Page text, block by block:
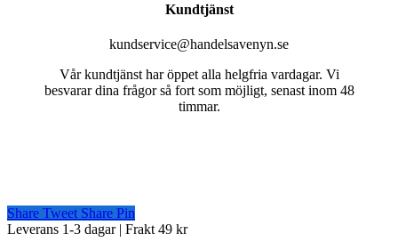
Kundtjänst
kundservice@handelsavenyn.se
Vår kundtjänst har öppet alla helgfria vardagar. Vi
besvarar dina frågor så fort som möjligt, senast inom 48
timmar.
Share Tweet Share Pin
Close
Leverans 1-3 dagar | Frakt 49 kr